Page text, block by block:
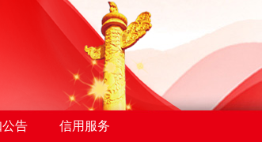
告 信用服务